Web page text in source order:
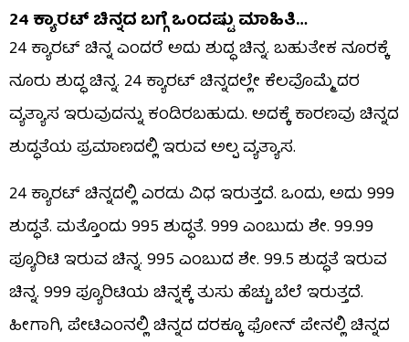
24 ಕ್ಯಾರಟ್ ಚಿನ್ನದ ಬಗ್ಗೆ ಒಂದಷ್ಟು ಮಾಹಿತಿ…
24 ಕ್ಯಾರಟ್ ಚಿನ್ನ ಎಂದರೆ ಅದು ಶುದ್ಧ ಚಿನ್ನ. ಬಹುತೇಕ ನೂರಕ್ಕೆ
ನೂರು ಶುದ್ಧ ಚಿನ್ನ. 24 ಕ್ಯಾರಟ್ ಚಿನ್ನದಲ್ಲೇ ಕೆಲವೊಮ್ಮೆ ದರ
ವ್ಯತ್ಯಾಸ ಇರುವುದನ್ನು ಕಂಡಿರಬಹುದು. ಅದಕ್ಕೆ ಕಾರಣವು ಚಿನ್ನದ
ಶುದ್ಧತೆಯ ಪ್ರಮಾಣದಲ್ಲಿ ಇರುವ ಅಲ್ಪ ವ್ಯತ್ಯಾಸ.
24 ಕ್ಯಾರಟ್ ಚಿನ್ನದಲ್ಲಿ ಎರಡು ವಿಧ ಇರುತ್ತದೆ. ಒಂದು, ಅದು 999
ಶುದ್ಧತೆ. ಮತ್ತೊಂದು 995 ಶುದ್ಧತೆ. 999 ಎಂಬುದು ಶೇ. 99.99
ಪ್ಯೂರಿಟಿ ಇರುವ ಚಿನ್ನ. 995 ಎಂಬುದ ಶೇ. 99.5 ಶುದ್ಧತೆ ಇರುವ
ಚಿನ್ನ. 999 ಪ್ಯೂರಿಟಿಯ ಚಿನ್ನಕ್ಕೆ ತುಸು ಹೆಚ್ಚು ಬೆಲೆ ಇರುತ್ತದೆ.
ಹೀಗಾಗಿ, ಪೇಟಿಎಂನಲ್ಲಿ ಚಿನ್ನದ ದರಕ್ಕೂ ಫೋನ್ ಪೇನಲ್ಲಿ ಚಿನ್ನದ